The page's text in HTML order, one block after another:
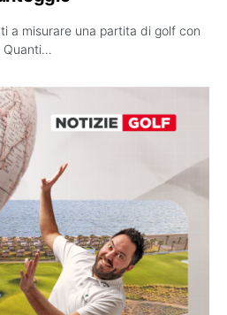
a misurare una partita di golf con
Quanti…